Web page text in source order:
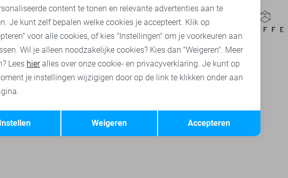
Terug Opslaan
content te tonen en relevante advertenties aan te
Je kunt zelf bepalen welke cookies je accepteert. Klik op
voor alle cookies, of kies "Instellingen" om je voorkeuren aan
Wil je alleen noodzakelijke cookies? Kies dan "Weigeren". Meer
Lees hieralles over onze cookie- en privacyverklaring. Je kunt op
je instellingen wijzigigen door op de link te klikken onder aan
Accepteren
Weigeren